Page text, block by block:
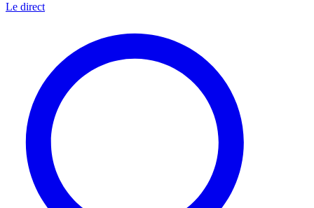
Le direct